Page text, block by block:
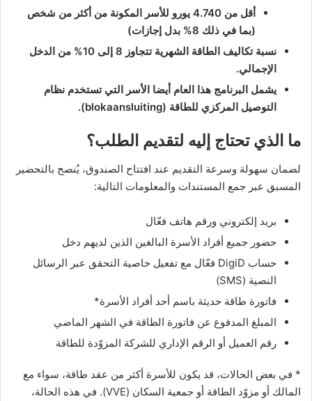
أقل من 4.740 يورو للأسر المكونة من أكثر من شخص
(بما في ذلك 8% بدل إجازات)
نسبة تكاليف الطاقة الشهرية تتجاوز 8 إلى 10% من الدخل
الإجمالي.
يشمل البرنامج هذا العام أيضا الأسر التي تستخدم نظام
التوصيل المركزي للطاقة (blokaansluiting).
ما الذي تحتاج إليه لتقديم الطلب؟
لضمان سهولة وسرعة التقديم عند افتتاح الصندوق، يُنصح بالتحضير
المسبق عبر جمع المستندات والمعلومات التالية:
بريد إلكتروني ورقم هاتف فعّال
حضور جميع أفراد الأسرة البالغين الذين لديهم دخل
حساب DigiD فعّال مع تفعيل خاصية التحقق عبر الرسائل
النصية (SMS)
فاتورة طاقة حديثة باسم أحد أفراد الأسرة*
المبلغ المدفوع عن فاتورة الطاقة في الشهر الماضي
رقم العميل أو الرقم الإداري للشركة المزوّدة للطاقة
* في بعض الحالات، قد يكون للأسرة أكثر من عقد طاقة، سواء مع
المالك أو مزوّد الطاقة أو جمعية السكان (VVE). في هذه الحالة،